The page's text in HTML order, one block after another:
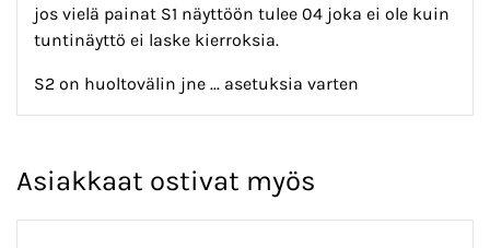
jos vielä painat S1 näyttöön tulee 04 joka ei ole kuin
tuntinäyttö ei laske kierroksia.
S2 on huoltovälin jne ... asetuksia varten
Asiakkaat ostivat myös